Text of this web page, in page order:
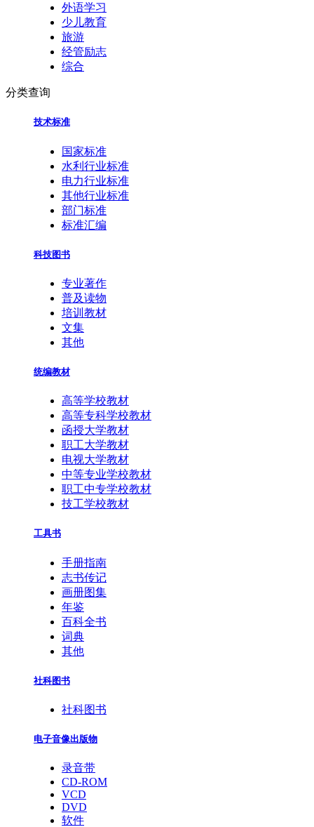
外语学习
少儿教育
旅游
经管励志
综合
分类查询
技术标准
国家标准
水利行业标准
电力行业标准
其他行业标准
部门标准
标准汇编
科技图书
专业著作
普及读物
培训教材
文集
其他
统编教材
高等学校教材
高等专科学校教材
函授大学教材
职工大学教材
电视大学教材
中等专业学校教材
职工中专学校教材
技工学校教材
工具书
手册指南
志书传记
画册图集
年鉴
百科全书
词典
其他
社科图书
社科图书
电子音像出版物
录音带
CD-ROM
VCD
DVD
软件